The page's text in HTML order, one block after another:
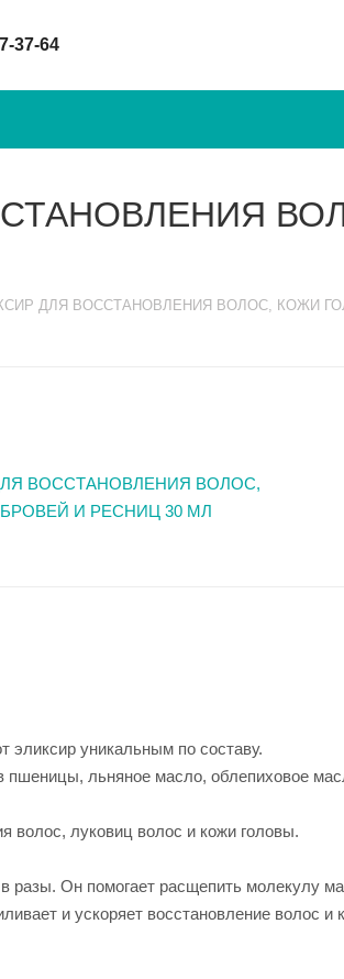
37-64
ДЛЯ ВОССТАНОВЛЕНИЯ ВОЛОС, КОЖИ
эликсир уникальным по составу.
льняное масло, облепиховое
волос, луковиц волос и кожи головы.
Он помогает расщепить молекулу
и ускоряет восстановление волос и